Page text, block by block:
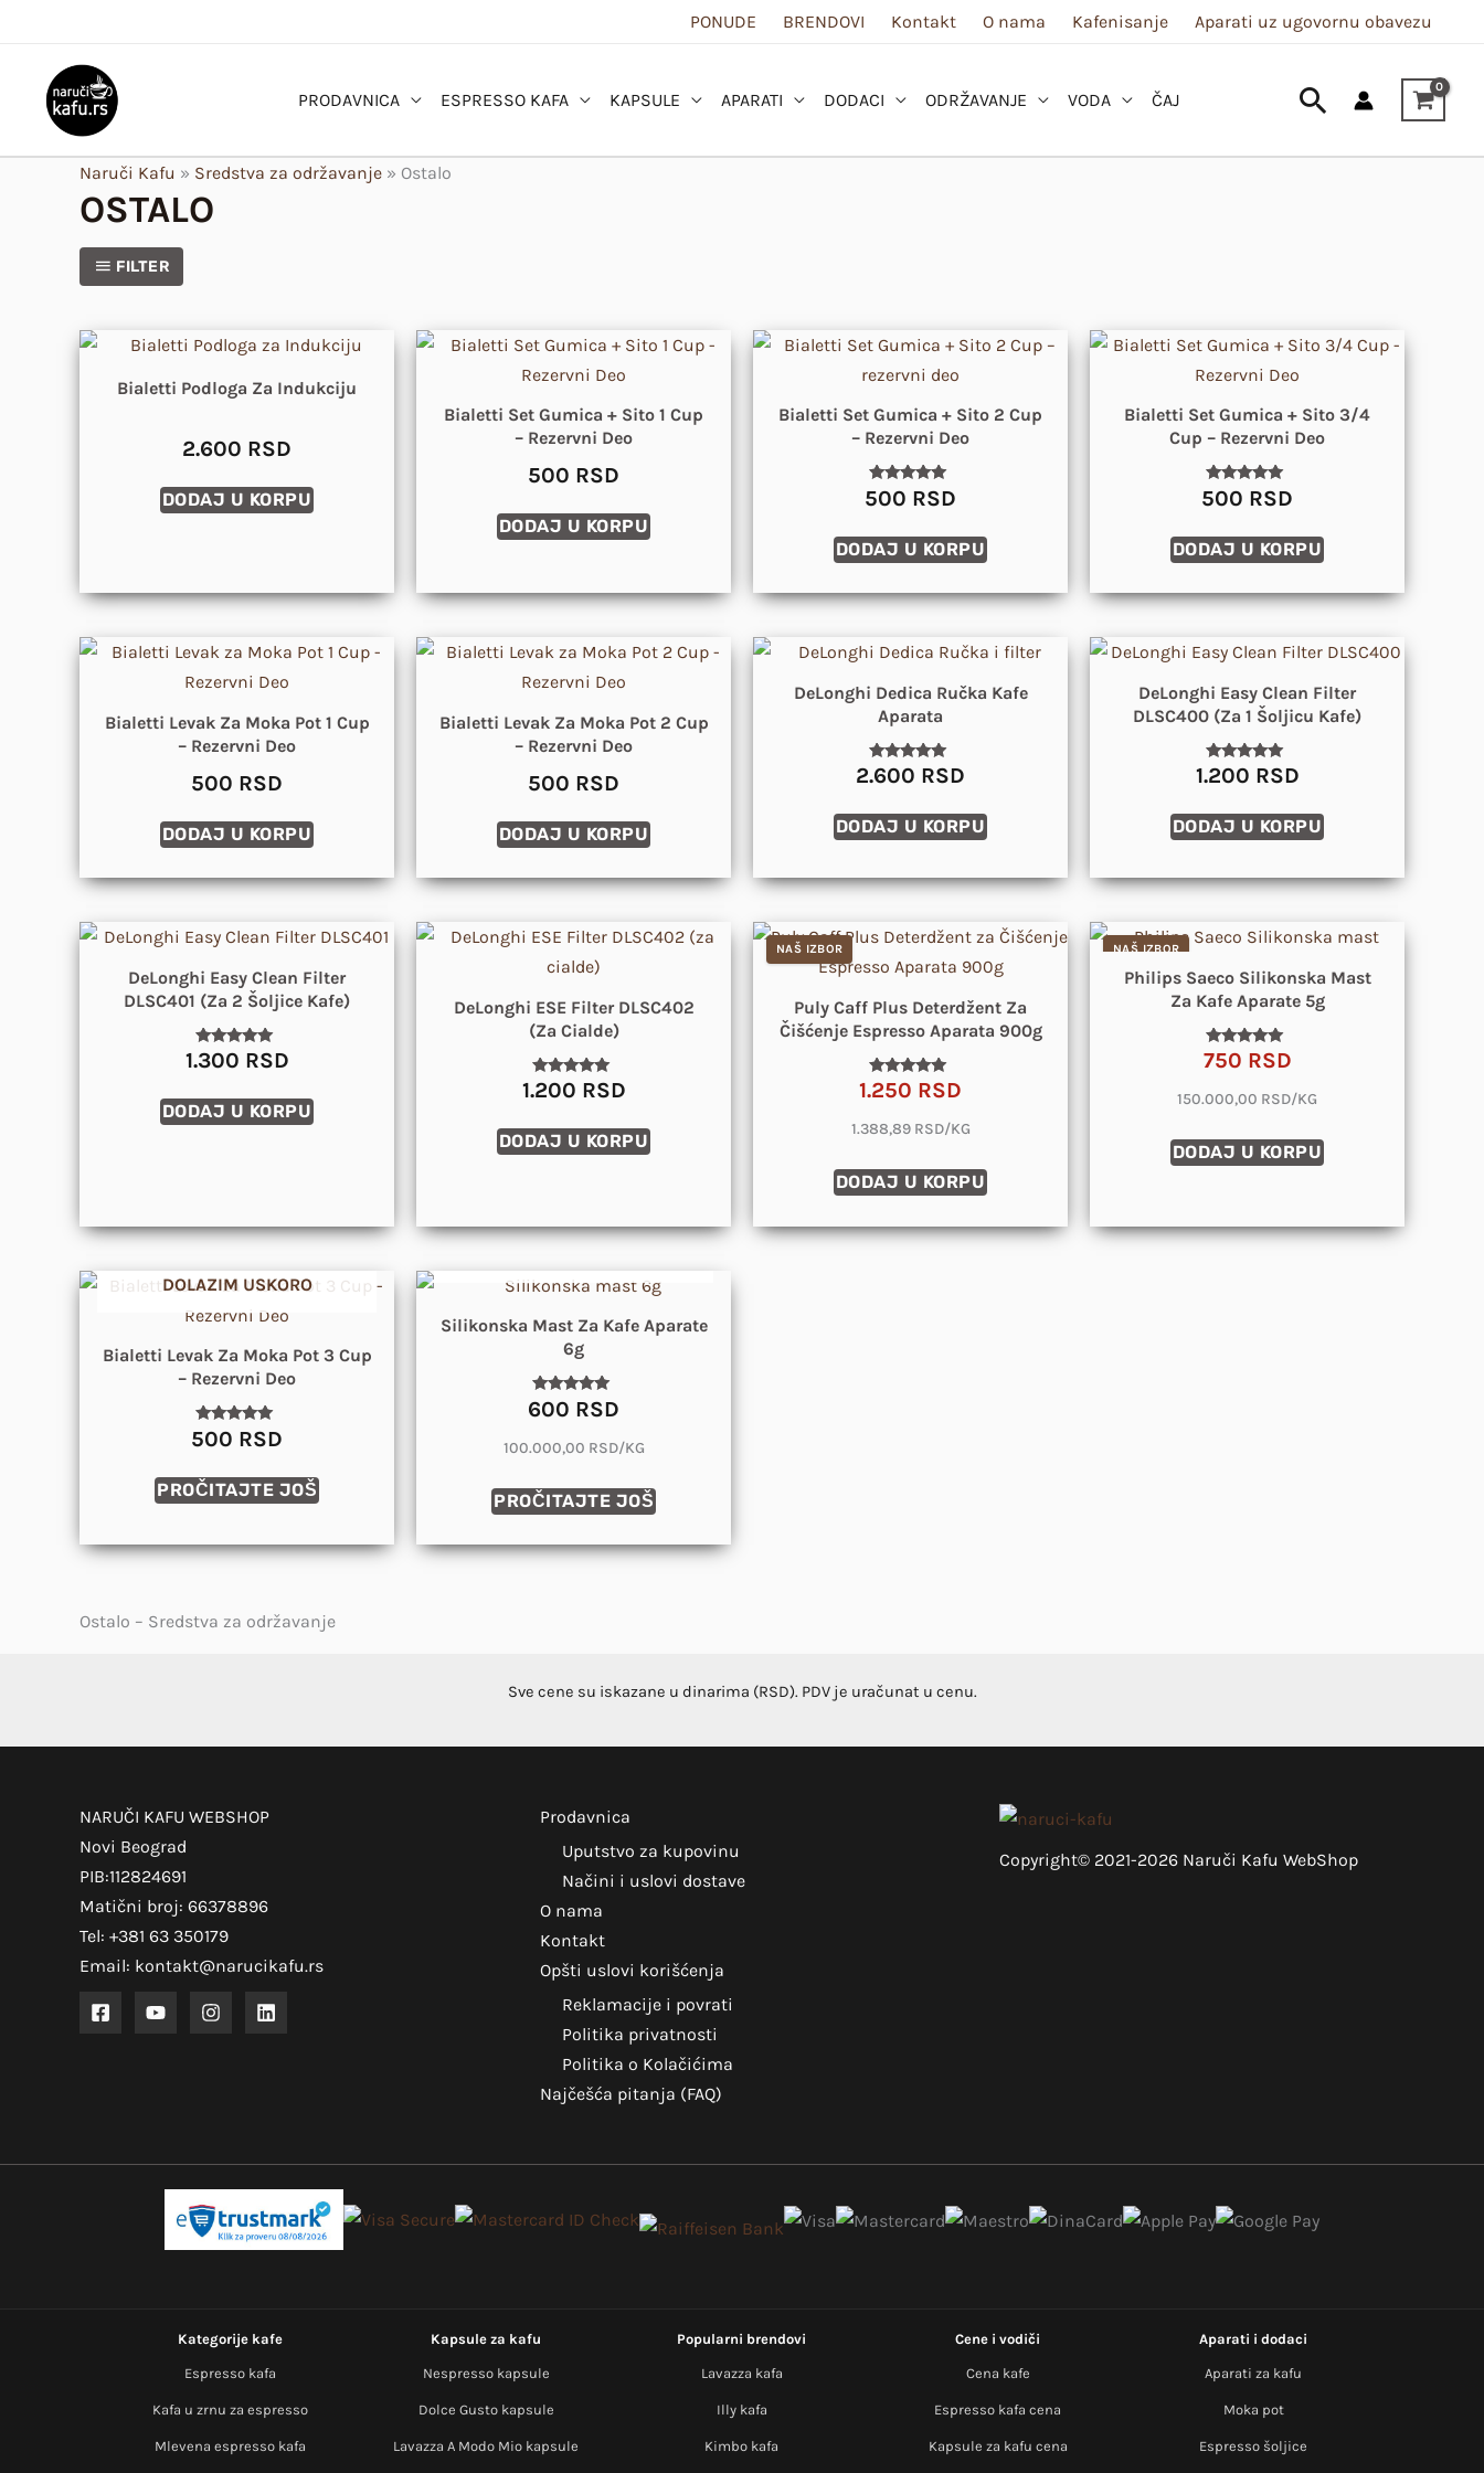
sadržaj
PONUDE BRENDOVI Kontakt O nama Kafenisanje Aparati uz ugovornu obavezu
PRODAVNICA ESPRESSO KAFA KAPSULE APARATI DODACI ODRŽAVANJE VODA ČAJ Pretraga
Naruči Kafu » Sredstva za održavanje » Ostalo
OSTALO
FILTER
Bialetti Podloga Za Indukciju
2.600 RSD
DODAJ U KORPU
Bialetti Set Gumica + Sito 1 Cup
– Rezervni Deo
500 RSD
DODAJ U KORPU
Bialetti Set Gumica + Sito 2 Cup
– Rezervni Deo
Ocenjeno
sa
od 5
500 RSD
DODAJ U KORPU
Bialetti Set Gumica + Sito 3/4
Cup – Rezervni Deo
Ocenjeno
sa
od 5
500 RSD
DODAJ U KORPU
Bialetti Levak Za Moka Pot 1 Cup
– Rezervni Deo
500 RSD
DODAJ U KORPU
Bialetti Levak Za Moka Pot 2 Cup
– Rezervni Deo
500 RSD
DODAJ U KORPU
DeLonghi Dedica Ručka Kafe
Aparata
Ocenjeno
sa
od 5
2.600 RSD
DODAJ U KORPU
DeLonghi Easy Clean Filter
DLSC400 (za 1 Šoljicu Kafe)
Ocenjeno
sa
od 5
1.200 RSD
DODAJ U KORPU
DeLonghi Easy Clean Filter
DLSC401 (za 2 Šoljice Kafe)
Ocenjeno
sa
od 5
1.300 RSD
DODAJ U KORPU
DeLonghi ESE Filter DLSC402
(za Cialde)
Ocenjeno
sa
od 5
1.200 RSD
DODAJ U KORPU
NAŠ IZBOR
Puly Caff Plus Deterdžent Za
Čišćenje Espresso Aparata 900g
Ocenjeno
sa
od 5
1.250 RSD
1.388,89 RSD/KG
DODAJ U KORPU
NAŠ IZBOR
Philips Saeco Silikonska Mast
Za Kafe Aparate 5g
Ocenjeno
sa
od 5
750 RSD
150.000,00 RSD/KG
DODAJ U KORPU
DOLAZIM USKORO
Bialetti Levak Za Moka Pot 3 Cup
– Rezervni Deo
Ocenjeno
sa
od 5
500 RSD
PROČITAJTE JOŠ
Silikonska Mast Za Kafe Aparate
6g
Ocenjeno
sa
od 5
600 RSD
100.000,00 RSD/KG
PROČITAJTE JOŠ
Ostalo – Sredstva za održavanje
Sve cene su iskazane u dinarima (RSD). PDV je uračunat u cenu.
NARUČI KAFU WEBSHOP
Novi Beograd
PIB:112824691
Matični broj: 66378896
Tel: +381 63 350179
Email: kontakt@narucikafu.rs
Prodavnica
Uputstvo za kupovinu
Načini i uslovi dostave
O nama
Kontakt
Opšti uslovi korišćenja
Reklamacije i povrati
Politika privatnosti
Politika o Kolačićima
Najčešća pitanja (FAQ)
Copyright© 2021-2026 Naruči Kafu WebShop
Kategorije kafe
Espresso kafa
Kafa u zrnu za espresso
Mlevena espresso kafa
Kapsule za kafu
Nespresso kapsule
Dolce Gusto kapsule
Lavazza A Modo Mio kapsule
Popularni brendovi
Lavazza kafa
Illy kafa
Kimbo kafa
Cene i vodiči
Cena kafe
Espresso kafa cena
Kapsule za kafu cena
Aparati i dodaci
Aparati za kafu
Moka pot
Espresso šoljice